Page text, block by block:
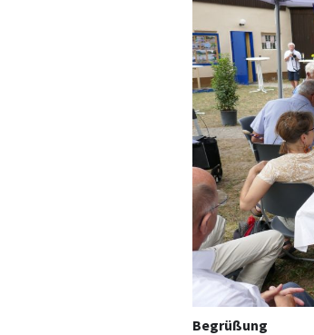
Begrüßung